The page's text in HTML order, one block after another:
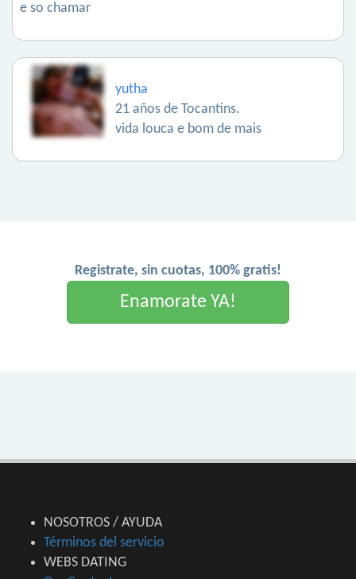
e so chamar
yutha
21 años de Tocantins.
vida louca e bom de mais
Registrate, sin cuotas, 100% gratis!
Enamorate YA!
NOSOTROS / AYUDA
Términos del servicio
WEBS DATING